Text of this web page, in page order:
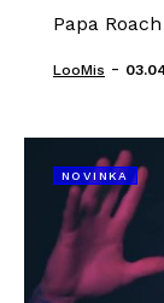
Papa
LooMis -
NOVINKA